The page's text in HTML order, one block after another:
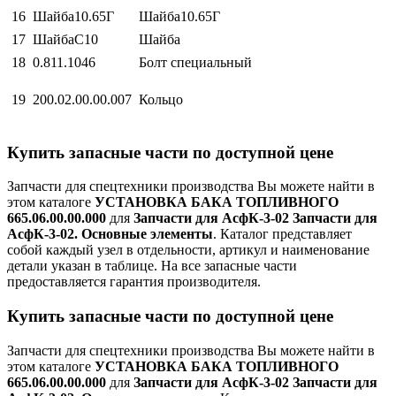
16 Шайба10.65Г
Шайба10.65Г
17 ШайбаС10
Шайба
18 0.811.1046 Болт специальный
19 200.02.00.00.007 Кольцо
Купить запасные части по доступной цене
Запчасти для спецтехники производства Вы можете найти в
этом каталоге УСТАНОВКА БАКА ТОПЛИВНОГО
665.06.00.00.000 для Запчасти для АсфК-3-02 Запчасти для
АсфК-3-02. Основные элементы. Каталог представляет
собой каждый узел в отдельности, артикул и наименование
детали указан в таблице. На все запасные части
предоставляется гарантия производителя.
Купить запасные части по доступной цене
Запчасти для спецтехники производства Вы можете найти в
этом каталоге УСТАНОВКА БАКА ТОПЛИВНОГО
665.06.00.00.000 для Запчасти для АсфК-3-02 Запчасти для